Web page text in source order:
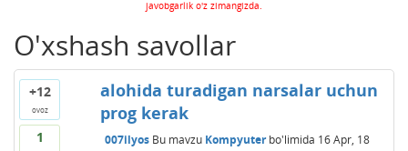
javobgarlik o'z zimangizda.
O'xshash savollar
+12
ovoz
1
alohida turadigan narsalar uchun
prog kerak
007ilyos Bu mavzu Kompyuterbo'limida 16 Apr, 18